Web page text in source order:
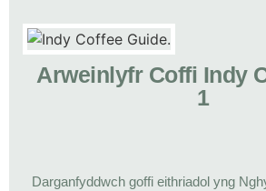
Arweinlyfr Coffi Indy
1
Darganfyddwch goffi eithriadol yng